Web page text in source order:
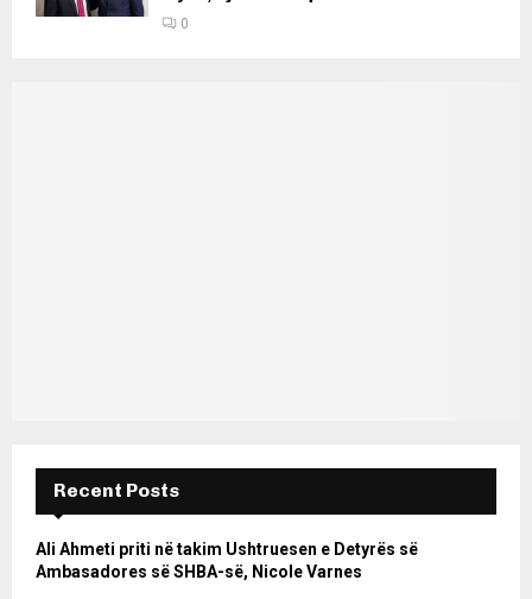
0
Recent Posts
Ali Ahmeti priti në takim Ushtruesen e Detyrës së
Ambasadores së SHBA-së, Nicole Varnes